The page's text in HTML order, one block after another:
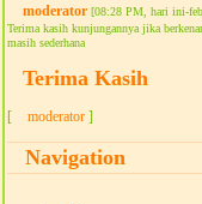
moderator [08:28 PM, hari ini-
Terima kasih kunjungannya jika
masih sederhana
Terima Kasih
[ moderator ]
Navigation